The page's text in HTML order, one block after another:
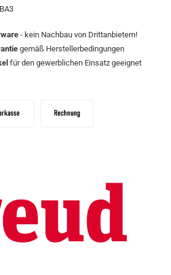
- kein Nachbau von Drittanbietern!
gemäß Herstellerbedingungen
für den gewerblichen Einsatz geeignet